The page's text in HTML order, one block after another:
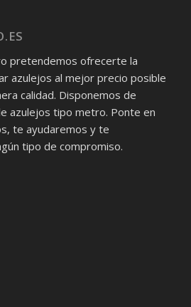
pretendemos ofrecerte la
azulejos al mejor precio posible
calidad. Disponemos de
azulejos tipo metro. Ponte en
te ayudaremos y te
tipo de compromiso.